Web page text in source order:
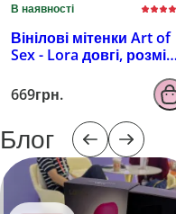
В наявності
Вінілові мітенки Art of
Sex - Lora довгі, розмір
ефектом мокрого
оксамиту
669грн.
Блог